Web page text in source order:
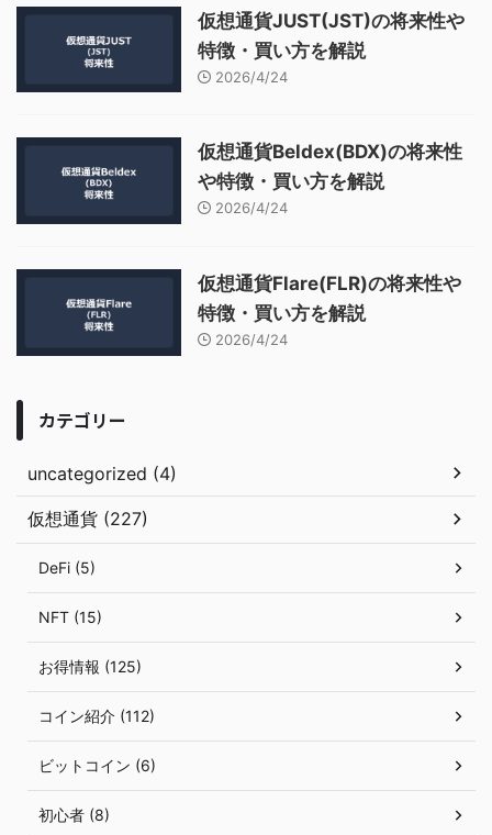
仮想通貨JUST(JST)の将来性や
特徴・買い方を解説
2026/4/24
仮想通貨Beldex(BDX)の将来性
や特徴・買い方を解説
2026/4/24
仮想通貨Flare(FLR)の将来性や
特徴・買い方を解説
2026/4/24
カテゴリー
uncategorized (4)
仮想通貨 (227)
DeFi (5)
NFT (15)
お得情報 (125)
コイン紹介 (112)
ビットコイン (6)
初心者 (8)